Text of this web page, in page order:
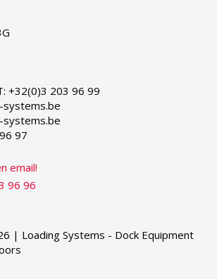
+32(0)3 203 96 99
systems.be
systems.be
97
96 96
email!
| Loading Systems - Dock Equipment